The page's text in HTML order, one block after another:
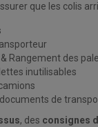
que les colis
Rangement des
inutilisables
documents de
, des consignes